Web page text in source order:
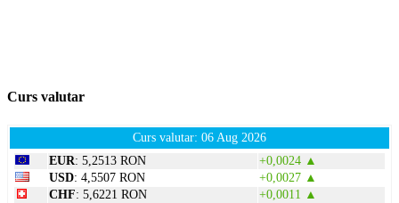
Curs valutar
Curs valutar: 06 Aug 2026
EUR: 5,2513 RON
+0,0024 ▲
USD: 4,5507 RON
+0,0027 ▲
CHF: 5,6221 RON
+0,0011 ▲